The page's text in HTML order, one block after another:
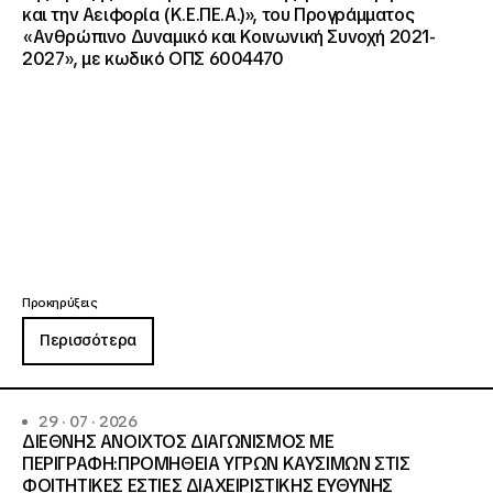
και την Αειφορία (Κ.Ε.ΠΕ.Α.)», του Προγράμματος
«Ανθρώπινο Δυναμικό και Κοινωνική Συνοχή 2021-
2027», με κωδικό ΟΠΣ 6004470
Προκηρύξεις
Περισσότερα
29 · 07 · 2026
ΔΙΕΘΝΗΣ ΑΝΟΙΧΤΟΣ ΔΙΑΓΩΝΙΣΜΟΣ ΜΕ
ΠΕΡΙΓΡΑΦΗ:ΠΡΟΜΗΘΕΙΑ ΥΓΡΩΝ ΚΑΥΣΙΜΩΝ ΣΤΙΣ
ΦΟΙΤΗΤΙΚΕΣ ΕΣΤΙΕΣ ΔΙΑΧΕΙΡΙΣΤΙΚΗΣ ΕΥΘΥΝΗΣ